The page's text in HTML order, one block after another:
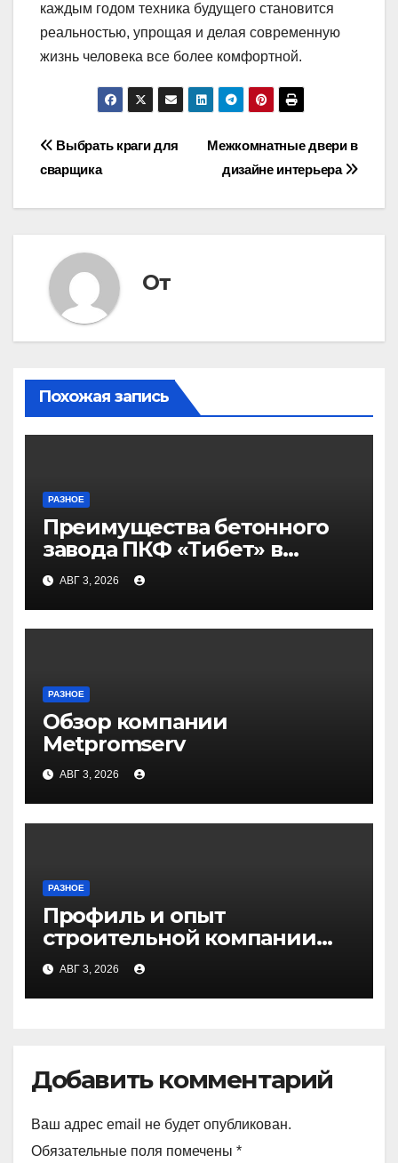
каждым годом техника будущего становится
реальностью, упрощая и делая современную
жизнь человека все более комфортной.
Навигация
по
Межкомнатные двери в
дизайне интерьера
Выбрать краги для
сварщика
От
Похожая запись
РАЗНОЕ
Преимущества бетонного
завода ПКФ «Тибет» в
Волгограде и Волжском
АВГ 3, 2026
РАЗНОЕ
Обзор компании
Metpromserv
АВГ 3, 2026
РАЗНОЕ
Профиль и опыт
строительной компании
Медичи
АВГ 3, 2026
Добавить комментарий
Ваш адрес email не будет опубликован.
Обязательные поля помечены *